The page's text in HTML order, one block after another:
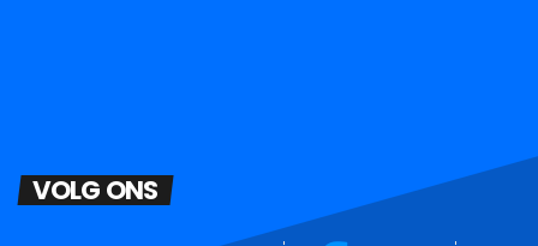
VOLG ONS